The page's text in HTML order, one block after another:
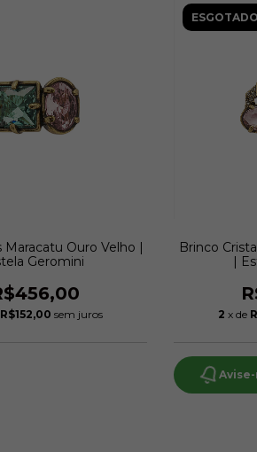
Maracatu Ouro Velho |
Geromini
R$152,00 sem juros
ESGOTADO
Brinco
|
2 x de